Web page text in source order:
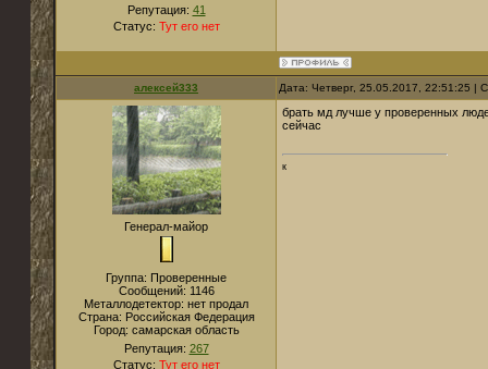
Репутация: 41
Статус: Тут его нет
алексей333 Дата: Четверг, 25.05.2017, 22:51:25 |
Генерал-майор
Группа: Проверенные
Сообщений: 1146
Металлодетектор: нет продал
Страна: Российская Федерация
Город: самарская область
Репутация: 267
Статус: Тут его нет
брать мд лучше у проверенных
сейчас
к